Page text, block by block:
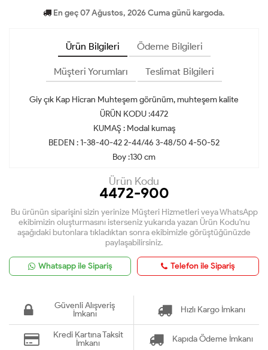
En geç 07 Ağustos, 2026 Cuma günü kargoda.
Ürün Bilgileri Ödeme Bilgileri
Müşteri Yorumları Teslimat Bilgileri
Giy çık Kap Hicran Muhteşem görünüm, muhteşem kalite
ÜRÜN KODU :4472
KUMAŞ : Modal kumaş
BEDEN : 1-38-40-42 2-44/46 3-48/50 4-50-52
Boy :130 cm
Ürün Kodu
4472-900
Bu ürünün siparişini sizin yerinize Müşteri Hizmetleri veya WhatsApp
ekibimizin oluşturmasını isterseniz yukarıda yazan Ürün Kodu'nu
aşağıdaki butonlara tıkladıktan sonra ekibimizle görüştüğünüzde
paylaşabilirsiniz.
Whatsapp ile Sipariş Telefon ile Sipariş
Güvenli Alışveriş
İmkanı
Hızlı Kargo İmkanı
Kredi Kartına Taksit
İmkanı
Kapıda Ödeme İmkanı